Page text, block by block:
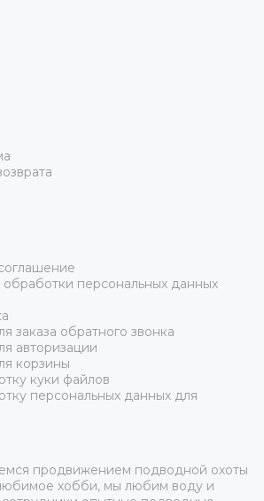
персональных данных
заказа обратного звонка
авторизации
корзины
куки файлов
персональных данных для
продвижением подводной охоты
хобби, мы любим воду и